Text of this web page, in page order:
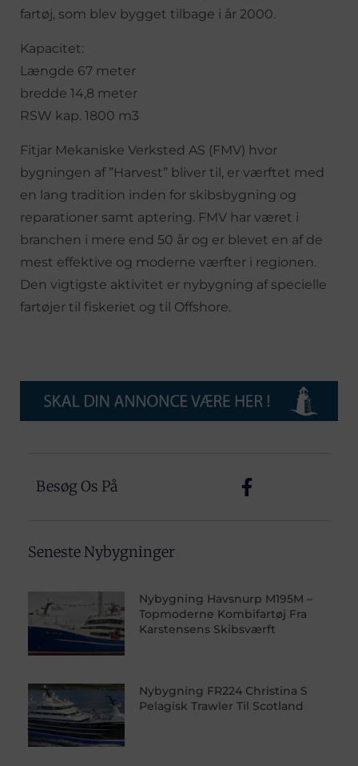
fartøj, som blev bygget tilbage i år 2000.
Kapacitet:
Længde 67 meter
bredde 14,8 meter
RSW kap. 1800 m3
Fitjar Mekaniske Verksted AS (FMV) hvor
bygningen af ”Harvest” bliver til, er værftet med
en lang tradition inden for skibsbygning og
reparationer samt aptering. FMV har været i
branchen i mere end 50 år og er blevet en af de
mest effektive og moderne værfter i regionen.
Den vigtigste aktivitet er nybygning af specielle
fartøjer til fiskeriet og til Offshore.
Besøg Os På
Seneste Nybygninger
Nybygning Havsnurp M195M –
Topmoderne Kombifartøj Fra
Karstensens Skibsværft
Nybygning FR224 Christina S
Pelagisk Trawler Til Scotland